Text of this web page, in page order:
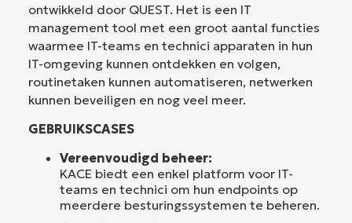
ontwikkeld door QUEST. Het is een IT
management tool met een groot aantal functies
waarmee IT-teams en technici apparaten in hun
IT-omgeving kunnen ontdekken en volgen,
routinetaken kunnen automatiseren, netwerken
kunnen beveiligen en nog veel meer.
GEBRUIKSCASES
Vereenvoudigd beheer:
KACE biedt een enkel platform voor IT-
teams en technici om hun endpoints op
meerdere besturingssystemen te beheren.